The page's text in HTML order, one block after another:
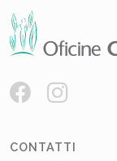
CONTATTI